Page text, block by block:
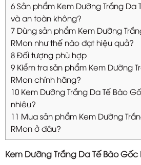
6 Sản phẩm Kem Dưỡng Trắng Da
và an toàn không?
7 Dùng sản phẩm Kem Dưỡng
RMon như thế nào đạt hiệu quả?
8 Đối tượng phù hợp
9 Kiểm tra sản phẩm Kem Dưỡng
RMon chính hãng?
10 Kem Dưỡng Trắng Da Tế Bào
nhiêu?
11 Mua sản phẩm Kem Dưỡng
RMon ở đâu?
Kem Dưỡng Trắng Da Tế Bào Gốc